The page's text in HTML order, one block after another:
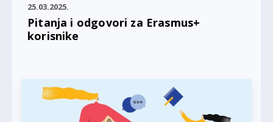
25.03.2025.
Pitanja i odgovori za Erasmus+
korisnike